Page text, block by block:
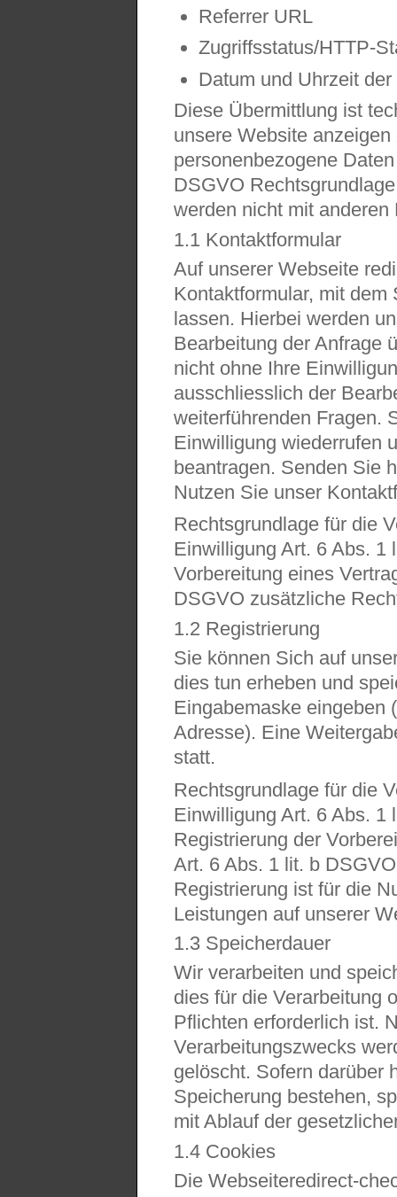
Referrer URL
Zugriffsstatus/HTTP-
Datum und Uhrzeit
Diese Übermittlung ist
unsere Website
personenbezogene
DSGVO
werden nicht mit
1.1 Kontaktformular
Auf unserer Webseite
Kontaktformular, mit
lassen. Hierbei werden
Bearbeitung der Anfrage
nicht ohne Ihre
ausschliesslich der
weiterführenden Fragen.
Einwilligung wiederrufen
beantragen. Senden Sie
Nutzen Sie unser
Rechtsgrundlage für die
Einwilligung Art. 6 Abs. 1
Vorbereitung eines
DSGVO zusätzliche
1.2 Registrierung
Sie können Sich auf
dies tun erheben und
Eingabemaske eingeben
Adresse). Eine
statt.
Rechtsgrundlage für die
Einwilligung Art. 6 Abs. 1
Registrierung der
Art. 6 Abs. 1 lit. b
Registrierung ist für die
Leistungen auf unserer
1.3 Speicherdauer
Wir verarbeiten und
dies für die Verarbeitung
Pflichten erforderlich ist.
Verarbeitungszwecks
gelöscht. Sofern darüber
Speicherung bestehen,
mit Ablauf der
1.4 Cookies
Die Webseiteredirect-